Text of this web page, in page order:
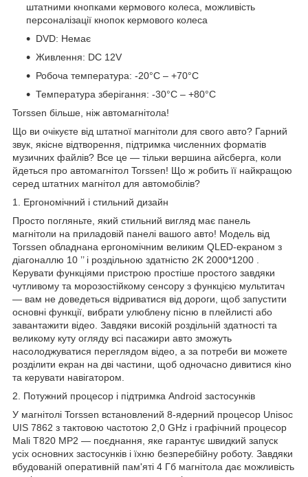
штатними кнопками кермового колеса, можливість
персоналізації кнопок кермового колеса
DVD: Немає
Живлення: DC 12V
Робоча температура: -20°C – +70°C
Температура зберігання: -30°C – +80°C
Torssen більше, ніж автомагнітола!
Що ви очікуєте від штатної магнітоли для свого авто? Гарний
звук, якісне відтворення, підтримка численних форматів
музичних файлів? Все це — тільки вершина айсберга, коли
йдеться про автомагнітол Torssen! Що ж робить її найкращою
серед штатних магнітол для автомобілів?
1. Ергономічний і стильний дизайн
Просто погляньте, який стильний вигляд має панель
магнітоли на приладовій панелі вашого авто! Модель від
Torssen обладнана ергономічним великим QLED-екраном з
діагоналлю 10 ’’ і роздільною здатністю 2K 2000*1200
Керувати функціями пристрою простіше простого завдяки
чутливому та морозостійкому сенсору з функцією мультитач
— вам не доведеться відриватися від дороги, щоб запустити
основні функції, вибрати улюблену пісню в плейлисті або
завантажити відео. Завдяки високій роздільній здатності та
великому куту огляду всі пасажири авто зможуть
насолоджуватися переглядом відео, а за потреби ви можете
розділити екран на дві частини, щоб одночасно дивитися кіно
та керувати навігатором.
2. Потужний процесор і підтримка Android застосунків
У магнітолі Torssen встановлений 8-ядерний процесор Unisoc
UIS 7862 з тактовою частотою 2,0 GHz і графічний процесор
Mali T820 MP2 — поєднання, яке гарантує швидкий запуск
усіх основних застосунків і їхню безперебійну роботу. Завдяки
вбудованій оперативній пам'яті 4 Гб магнітола дає можливість